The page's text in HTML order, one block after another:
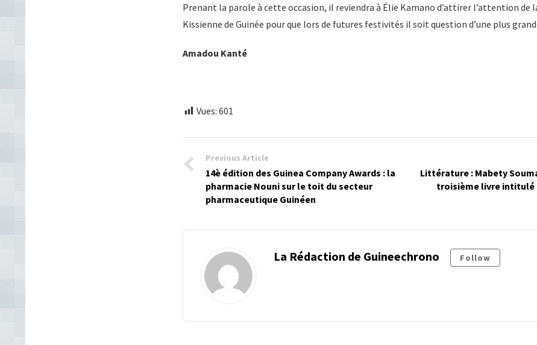
Prenant la parole à cette occasion, il reviendra à Élie Kamano d’attirer l’attention de
Kissienne de Guinée pour que lors de futures festivités il soit question d’une plus
Amadou Kanté
Vues: 601
Previous Article
14è édition des Guinea Company Awards : la
pharmacie Nouni sur le toit du secteur
pharmaceutique Guinéen
Littérature : Mabety
troisième livre
La Rédaction de Guineechrono Follow